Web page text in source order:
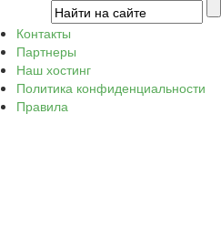
Контакты
Партнеры
Наш хостинг
Политика конфиденциальности
Правила